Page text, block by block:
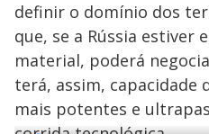
definir o domínio dos
que, se a Rússia estiver
material, poderá
terá, assim, capacidade
mais potentes e